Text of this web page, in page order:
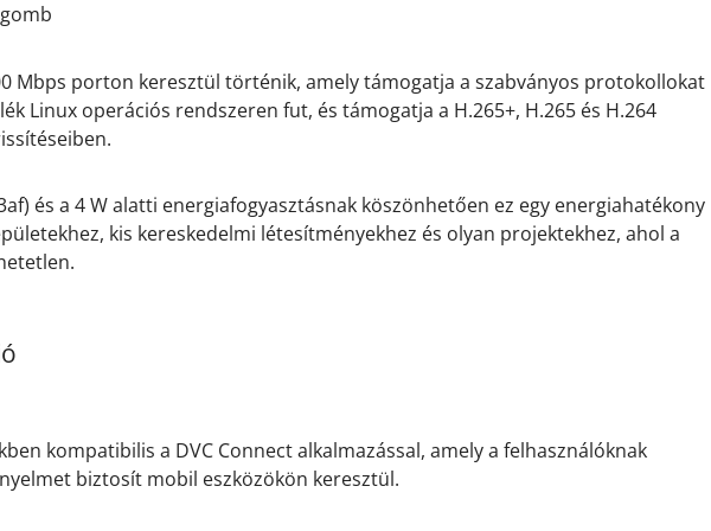
Mbps porton keresztül történik, amely támogatja a szabványos protokollokat
Linux operációs rendszeren fut, és támogatja a H.265+, H.265 és H.264
és a 4 W alatti energiafogyasztásnak köszönhetően ez egy energiahatékony
kis kereskedelmi létesítményekhez és olyan projektekhez, ahol a
kompatibilis a DVC Connect alkalmazással, amely a felhasználóknak
biztosít mobil eszközökön keresztül.